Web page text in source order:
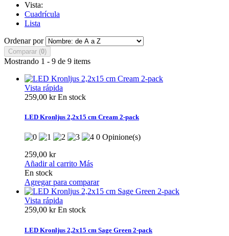
Vista:
Cuadrícula
Lista
Ordenar por
Comparar (0)
Mostrando 1 - 9 de 9 items
Vista rápida
259,00 krEn stock
LED Kronljus 2,2x15 cm Cream 2-pack
0 Opinione(s)
259,00 kr
Añadir al carrito Más
En stock
Agregar para comparar
Vista rápida
259,00 krEn stock
LED Kronljus 2,2x15 cm Sage Green 2-pack